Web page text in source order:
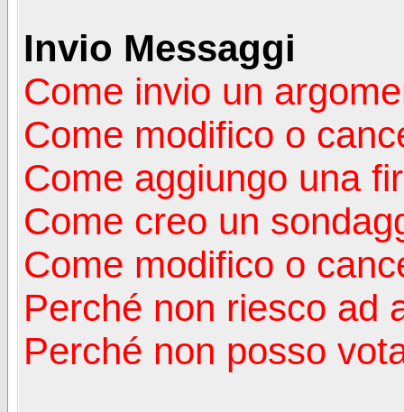
Invio Messaggi
Come invio un
Come modifico o
Come aggiungo una
Come creo un
Come modifico o
Perché non riesco ad
Perché non posso